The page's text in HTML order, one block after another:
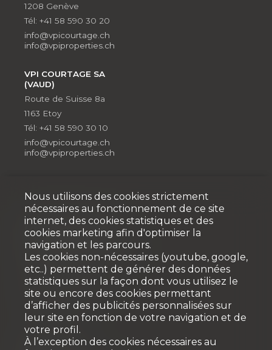
1208 Genève
Tél: +41 58 590 30 20
info@vpicourtage.ch
info@vpiproperties.ch
VPI COURTAGE SA
(VAUD)
Route de Suisse 8a
1163 Etoy
Tél: +41 58 590 30 10
info@vpicourtage.ch
info@vpiproperties.ch
Développement
VPI DÉVELOPPEMENT SA
Rue Pedro-Meylan 5
1208 Genève
Tél: + 41 58 590 30 90
info@vpidev.ch
Nous utilisons des cookies strictement
nécessaires au fonctionnement de ce site
internet, des cookies statistiques et des
cookies marketing afin d'optimiser la
navigation et les parcours.
Les cookies non-nécessaires (youtube, google,
etc..) permettent de générer des données
statistiques sur la façon dont vous utilisez le
site ou encore des cookies permettant
d’afficher des publicités personnalisées sur
leur site en fonction de votre navigation et de
votre profil.
À l’exception des cookies nécessaires au